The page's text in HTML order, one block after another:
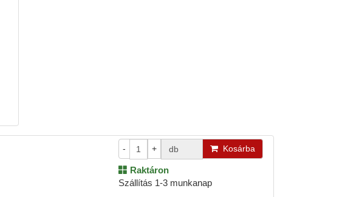
- + db Kosárba
Raktáron
Szállítás 1-3 munkanap